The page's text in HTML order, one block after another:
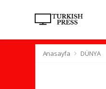
Anasayfa DÜNYA